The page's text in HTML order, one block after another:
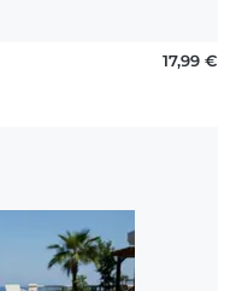
17,99 €